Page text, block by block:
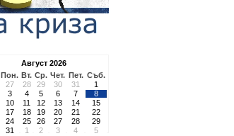
Август 2026
Пон. Вт. Ср. Чет. Пет. Съб.
27 28 29 30 31
1
3 4 5 6 7
8
10 11 12 13 14
15
17 18 19 20 21
22
24 25 26 27 28
29
31 1 2 3 4 5